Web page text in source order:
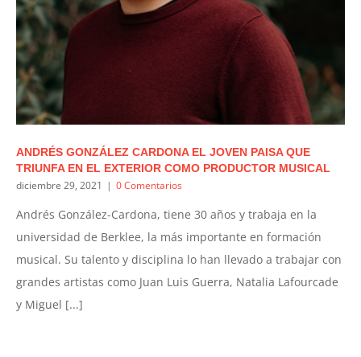
ANDRÉS GONZÁLEZ CARDONA EL JOVEN PAISA QUE
TRIUNFA EN EL EXTERIOR COMO PRODUCTOR MUSICAL
diciembre 29, 2021 | 0 Comentarios
Andrés González-Cardona, tiene 30 años y trabaja en la
universidad de Berklee, la más importante en formación
musical. Su talento y disciplina lo han llevado a trabajar con
grandes artistas como Juan Luis Guerra, Natalia Lafourcade
y Miguel [...]